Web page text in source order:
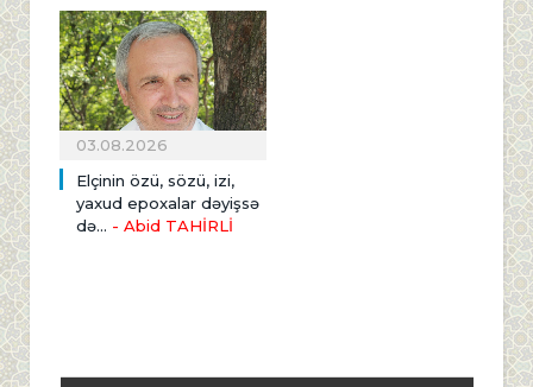
03.08.2026
Elçinin özü, sözü, izi,
yaxud epoxalar dəyişsə
də... - Abid TAHİRLİ